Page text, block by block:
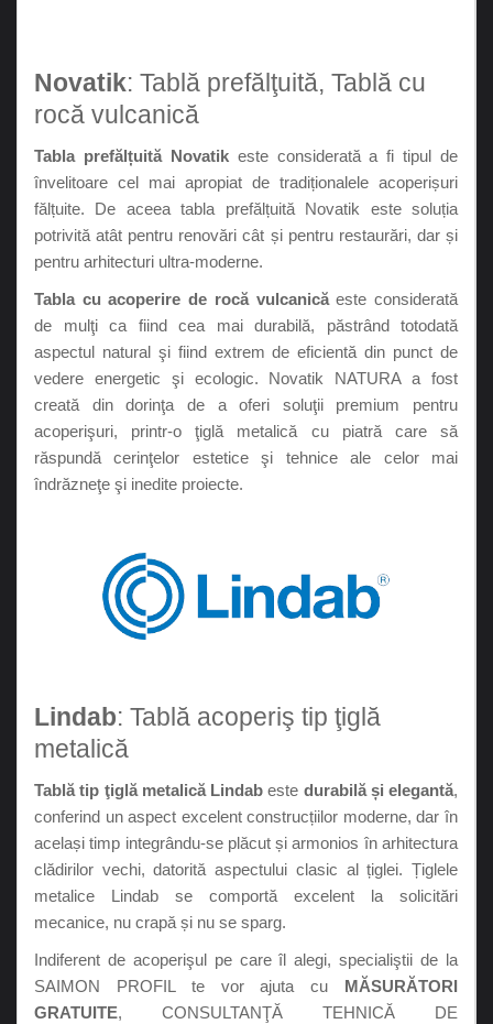
Novatik: Tablă prefălţuită, Tablă cu
rocă vulcanică
Tabla prefălțuită Novatikeste considerată a fi tipul de
învelitoare cel mai apropiat de tradiționalele acoperișuri
fălțuite. De aceea tabla prefălțuită Novatik este soluția
potrivită atât pentru renovări cât și pentru restaurări, dar și
pentru arhitecturi ultra-moderne.
Tabla cu acoperire de rocă vulcanicăeste considerată
de mulţi ca fiind cea mai durabilă, păstrând totodată
aspectul natural şi fiind extrem de eficientă din punct de
vedere energetic şi ecologic. Novatik NATURA a fost
creată din dorinţa de a oferi soluţii premium pentru
acoperişuri, printr-o ţiglă metalică cu piatră care să
răspundă cerinţelor estetice şi tehnice ale celor mai
îndrăzneţe şi inedite proiecte.
Lindab: Tablă acoperiş tip ţiglă
metalică
Tablă tip ţiglă metalică Lindab este durabilăși elegantă,
conferind un aspect excelent construcțiilor moderne, dar în
același timp integrându-se plăcut și armonios în arhitectura
clădirilor vechi, datorită aspectului clasic al țiglei. Țiglele
metalice Lindab se comportă excelent la solicitări
mecanice, nu crapă și nu se sparg.
Indiferent de acoperişul pe care îl alegi, specialiştii de la
SAIMON PROFIL te vor ajuta cu MĂSURĂTORI
GRATUITE, CONSULTANŢĂ TEHNICĂ DE